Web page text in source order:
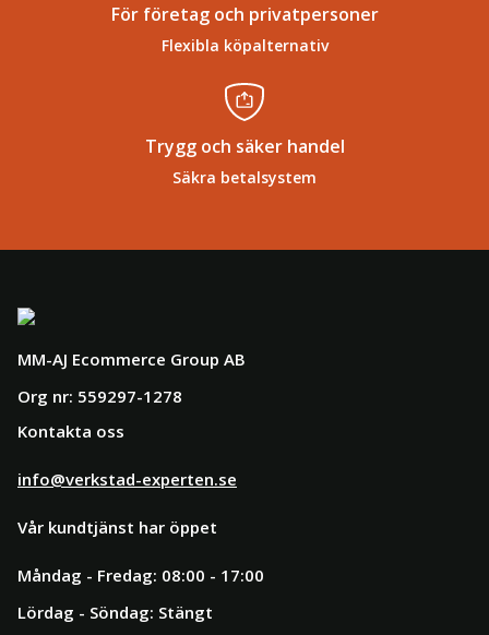
För företag och privatpersoner
Flexibla köpalternativ
Trygg och säker handel
Säkra betalsystem
MM-AJ Ecommerce Group AB
Org nr: 559297-1278
Kontakta oss
info@verkstad-experten.se
Vår kundtjänst har öppet
Måndag - Fredag: 08:00 - 17:00
Lördag - Söndag: Stängt